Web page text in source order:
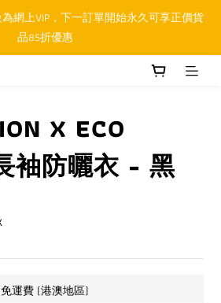
取件通知功能將取代SMS短訊
網上VIP，下一訂單開始永久可享正價貨
品85折優惠
APP取件通知功能將取代SMS短訊
X ECO
袖防曬衣 - 黑
運費 (港澳地區)